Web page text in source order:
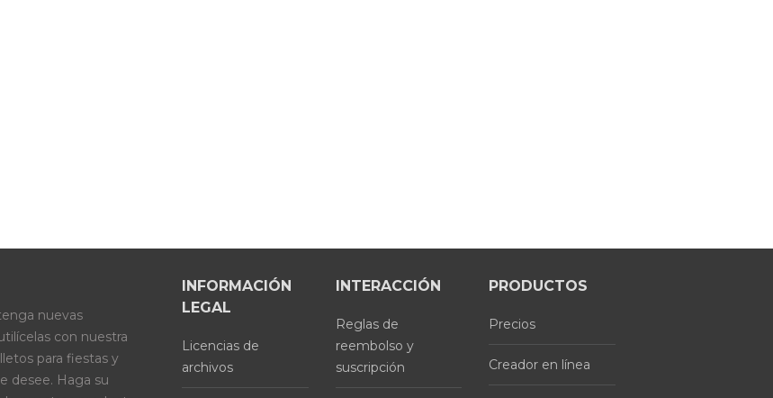
nuevas
con nuestra
para fiestas y
desee. Haga su
INFORMACIÓN
LEGAL
Licencias de
archivos
INTERACCIÓN
Reglas de
reembolso y
suscripción
PRODUCTOS
Precios
Creador en línea